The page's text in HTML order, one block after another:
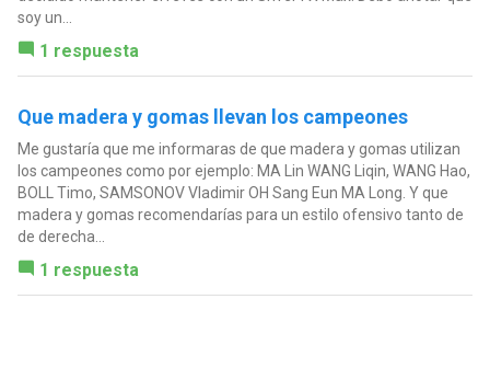
soy un...
1 respuesta
Que madera y gomas llevan los campeones
Me gustaría que me informaras de que madera y gomas utilizan
los campeones como por ejemplo: MA Lin WANG Liqin, WANG Hao,
BOLL Timo, SAMSONOV Vladimir OH Sang Eun MA Long. Y que
madera y gomas recomendarías para un estilo ofensivo tanto de
de derecha...
1 respuesta